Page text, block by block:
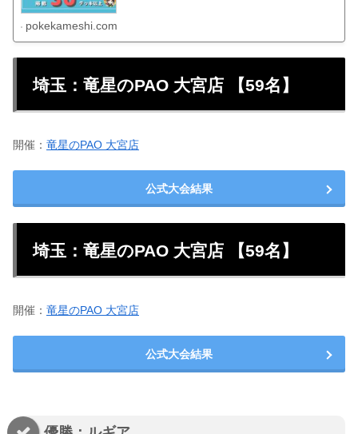
pokekameshi.com
埼玉：竜星のPAO 大宮店 【59名】
開催： 竜星のPAO 大宮店
公式大会結果
埼玉：竜星のPAO 大宮店 【59名】
開催： 竜星のPAO 大宮店
公式大会結果